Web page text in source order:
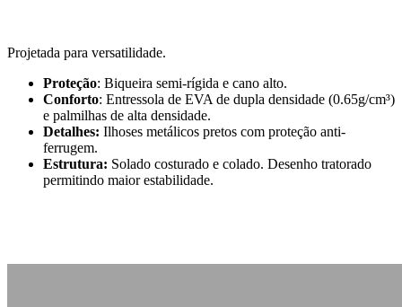
Projetada para versatilidade.
Proteção: Biqueira semi-rígida e cano alto.
Conforto: Entressola de EVA de dupla densidade (0.65g/cm³)
e palmilhas de alta densidade.
Detalhes: Ilhoses metálicos pretos com proteção anti-
ferrugem.
Estrutura: Solado costurado e colado. Desenho tratorado
permitindo maior estabilidade.